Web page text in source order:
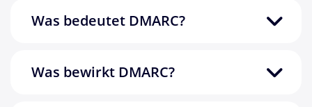
Was bedeutet DMARC?
Was bewirkt DMARC?